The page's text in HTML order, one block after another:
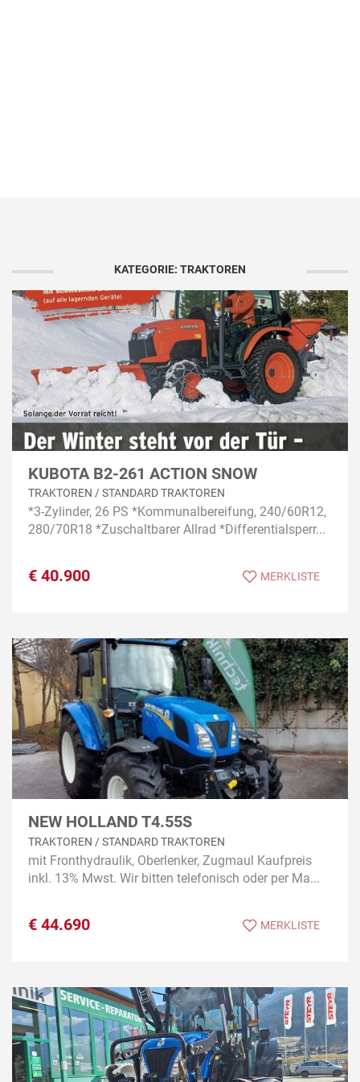
KATEGORIE: TRAKTOREN
KUBOTA B2-261 ACTION SNOW
TRAKTOREN / STANDARD TRAKTOREN
*3-Zylinder, 26 PS *Kommunalbereifung, 240/60R12,
280/70R18 *Zuschaltbarer Allrad *Differentialsperr...
€ 40.900 MERKLISTE
NEW HOLLAND T4.55S
TRAKTOREN / STANDARD TRAKTOREN
mit Fronthydraulik, Oberlenker, Zugmaul Kaufpreis
inkl. 13% Mwst. Wir bitten telefonisch oder per Ma...
€ 44.690 MERKLISTE